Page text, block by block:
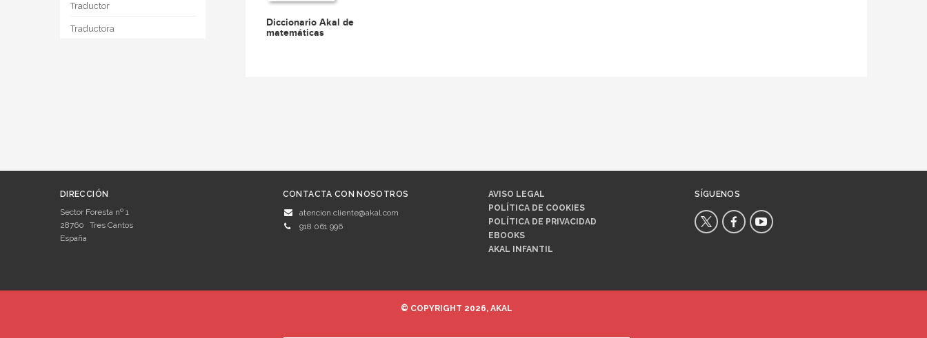
Traductor
Traductora
Diccionario Akal de
matemáticas
DIRECCIÓN
Sector Foresta nº 1
28760
Tres Cantos
España
CONTACTA CON NOSOTROS
atencion.cliente@akal.com
918 061 996
AVISO LEGAL
POLÍTICA DE COOKIES
POLÍTICA DE PRIVACIDAD
EBOOKS
AKAL INFANTIL
SÍGUENOS
© COPYRIGHT 2026, AKAL